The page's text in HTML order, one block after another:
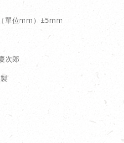
單位mm）±5mm
次郎